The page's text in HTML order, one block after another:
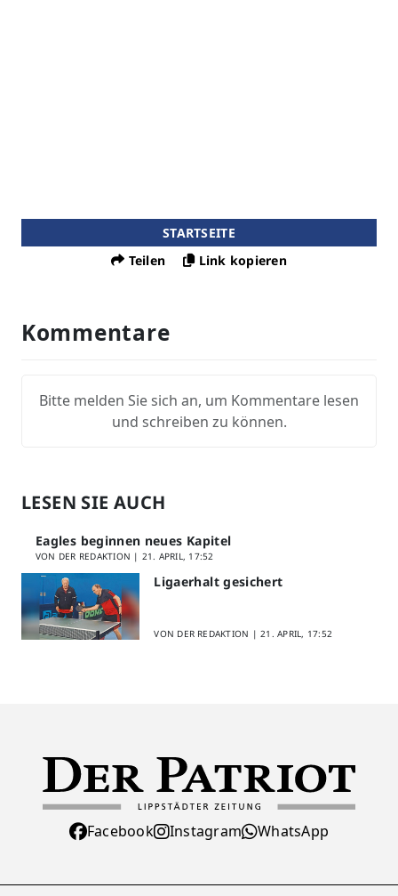
STARTSEITE
Teilen
Link kopieren
Kommentare
Bitte melden Sie sich an, um Kommentare lesen
und schreiben zu können.
LESEN SIE AUCH
Eagles beginnen neues Kapitel
VON DER REDAKTION | 21. APRIL, 17:52
Ligaerhalt gesichert
VON DER REDAKTION |21. APRIL, 17:52
Facebook Instagram WhatsApp